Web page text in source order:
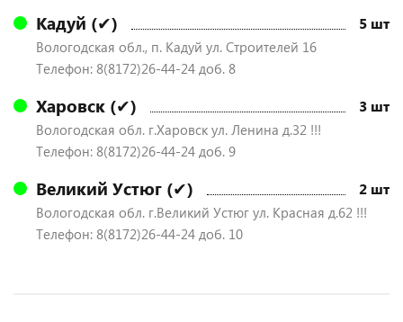
Кадуй (✔) 5 шт
Вологодская обл., п. Кадуй ул. Строителей 16
Телефон: 8(8172)26-44-24 доб. 8
Харовск (✔) 3 шт
Вологодская обл. г.Харовск ул. Ленина д.32 !!!
Телефон: 8(8172)26-44-24 доб. 9
Великий Устюг (✔) 2 шт
Вологодская обл. г.Великий Устюг ул. Красная д.62 !!!
Телефон: 8(8172)26-44-24 доб. 10